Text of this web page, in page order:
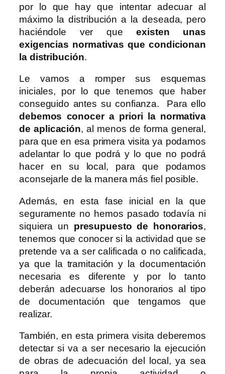
por lo que hay que intentar adecuar al
máximo la distribución a la deseada, pero
haciéndole ver que existen unas
exigencias normativas que condicionan
la distribución.
Le vamos a romper sus esquemas
iniciales, por lo que tenemos que haber
conseguido antes su confianza. Para ello
debemos conocer a priori la normativa
de aplicación, al menos de forma general,
para que en esa primera visita ya podamos
adelantar lo que podrá y lo que no podrá
hacer en su local, para que podamos
aconsejarle de la manera más fiel posible.
Además, en esta fase inicial en la que
seguramente no hemos pasado todavía ni
siquiera un presupuesto de honorarios,
tenemos que conocer si la actividad que se
pretende va a ser calificada o no calificada,
ya que la tramitación y la documentación
necesaria es diferente y por lo tanto
deberán adecuarse los honorarios al tipo
de documentación que tengamos que
realizar.
También, en esta primera visita deberemos
detectar si va a ser necesario la ejecución
de obras de adecuación del local, ya sea